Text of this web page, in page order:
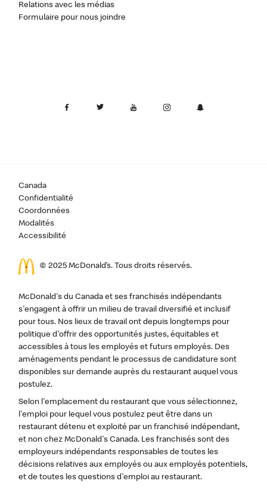
Relations avec les médias
Formulaire pour nous joindre
Canada
Confidentialité
Coordonnées
Modalités
Accessibilité
© 2025 McDonald’s. Tous droits réservés.
McDonald's du Canada et ses franchisés indépendants
s'engagent à offrir un milieu de travail diversifié et inclusif
pour tous. Nos lieux de travail ont depuis longtemps pour
politique d'offrir des opportunités justes, équitables et
accessibles à tous les employés et futurs employés. Des
aménagements pendant le processus de candidature sont
disponibles sur demande auprès du restaurant auquel vous
postulez.
Selon l'emplacement du restaurant que vous sélectionnez,
l'emploi pour lequel vous postulez peut être dans un
restaurant détenu et exploité par un franchisé indépendant,
et non chez McDonald's Canada. Les franchisés sont des
employeurs indépendants responsables de toutes les
décisions relatives aux employés ou aux employés potentiels,
et de toutes les questions d'emploi au restaurant.